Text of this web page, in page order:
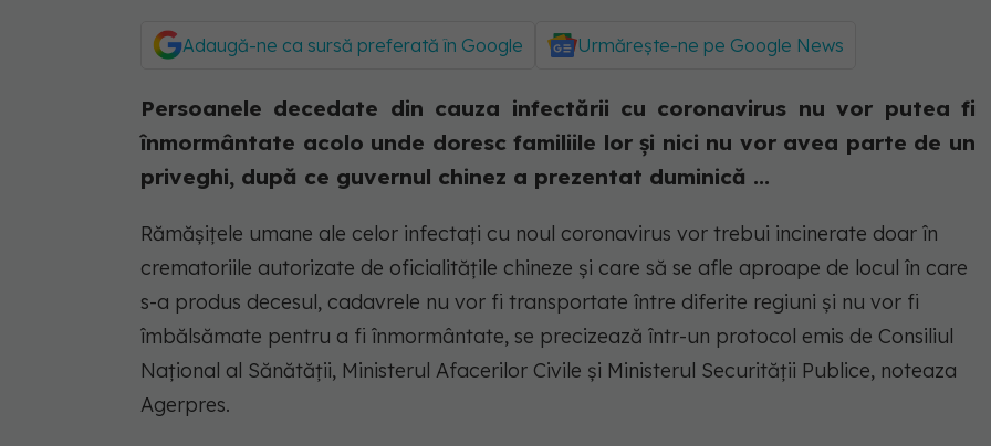
Adaugă-ne ca sursă preferată în Google Urmărește-ne pe Google News
Persoanele decedate din cauza infectării cu coronavirus nu vor putea fi
înmormântate acolo unde doresc familiile lor şi nici nu vor avea parte de un
priveghi, după ce guvernul chinez a prezentat duminică ...
Rămăşiţele umane ale celor infectaţi cu noul coronavirus vor trebui incinerate doar în
crematoriile autorizate de oficialităţile chineze şi care să se afle aproape de locul în care
s-a produs decesul, cadavrele nu vor fi transportate între diferite regiuni şi nu vor fi
îmbălsămate pentru a fi înmormântate, se precizează într-un protocol emis de Consiliul
Naţional al Sănătăţii, Ministerul Afacerilor Civile şi Ministerul Securităţii Publice, noteaza
Agerpres.